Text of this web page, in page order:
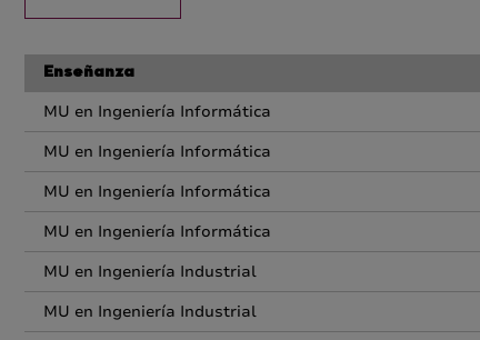
Enseñanza
MU en Ingeniería Informática
MU en Ingeniería Informática
MU en Ingeniería Informática
MU en Ingeniería Informática
MU en Ingeniería Industrial
MU en Ingeniería Industrial